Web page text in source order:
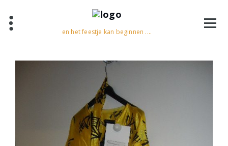
en het feestje kan beginnen ....